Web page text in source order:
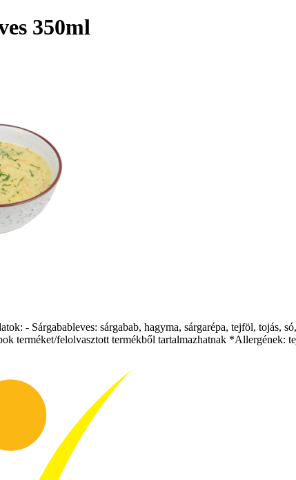
350ml
- Sárgabableves: sárgabab, hagyma, sárgarépa, tejföl,
terméket/felolvasztott termékből tartalmazhatnak *Allergének: